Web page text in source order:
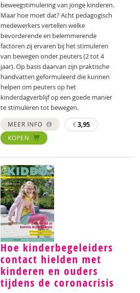
beweegstimulering van jonge kinderen.
Maar hoe moet dat? Acht pedagogisch
medewerkers vertellen welke
bevorderende en belemmerende
factoren zij ervaren bij het stimuleren
van bewegen onder peuters (2 tot 4
jaar). Op basis daarvan zijn praktische
handvatten geformuleerd die kunnen
helpen om peuters op het
kinderdagverblijf op een goede manier
te stimuleren tot bewegen.
MEER INFO €3,95
KOPEN
Hoe kinderbegeleiders
contact hielden met
kinderen en ouders
tijdens de coronacrisis